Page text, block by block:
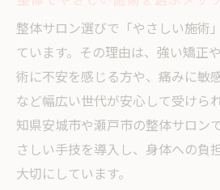
整体サロン選びで「やさしい施術
ています。その理由は、強い矯正
術に不安を感じる方や、痛みに敏
など幅広い世代が安心して受けら
知県安城市や瀬戸市の整体サロン
さしい手技を導入し、身体への負
大切にしています。